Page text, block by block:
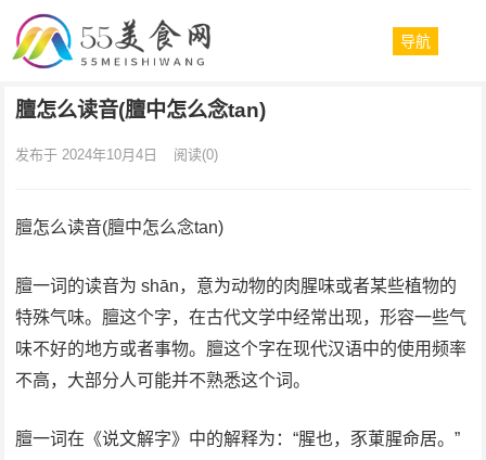
导航
膻怎么读音(膻中怎么念tan)
发布于 2024年10月4日 阅读(0)
膻怎么读音(膻中怎么念tan)
膻一词的读音为 shān，意为动物的肉腥味或者某些植物的
特殊气味。膻这个字，在古代文学中经常出现，形容一些气
味不好的地方或者事物。膻这个字在现代汉语中的使用频率
不高，大部分人可能并不熟悉这个词。
膻一词在《说文解字》中的解释为：“腥也，豕菄腥命居。”